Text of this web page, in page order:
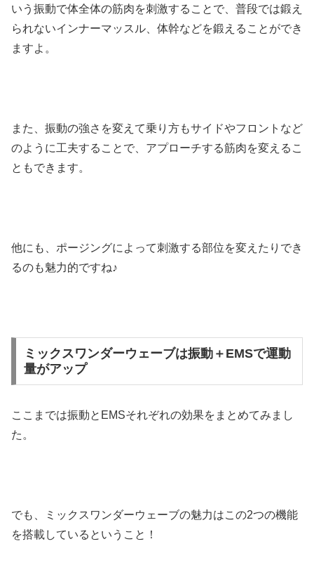
いう振動で体全体の筋肉を刺激することで、普段では鍛え
られないインナーマッスル、体幹などを鍛えることができ
ますよ。
また、振動の強さを変えて乗り方もサイドやフロントなど
のように工夫することで、アプローチする筋肉を変えるこ
ともできます。
他にも、ポージングによって刺激する部位を変えたりでき
るのも魅力的ですね♪
ミックスワンダーウェーブは振動＋EMSで運動
量がアップ
ここまでは振動とEMSそれぞれの効果をまとめてみまし
た。
でも、ミックスワンダーウェーブの魅力はこの2つの機能
を搭載しているということ！